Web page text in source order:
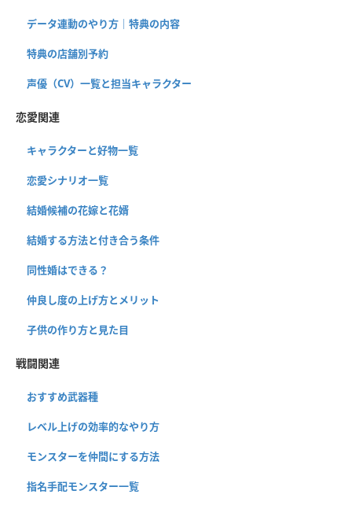
データ連動のやり方｜特典の内容
特典の店舗別予約
声優（CV）一覧と担当キャラクター
恋愛関連
キャラクターと好物一覧
恋愛シナリオ一覧
結婚候補の花嫁と花婿
結婚する方法と付き合う条件
同性婚はできる？
仲良し度の上げ方とメリット
子供の作り方と見た目
戦闘関連
おすすめ武器種
レベル上げの効率的なやり方
モンスターを仲間にする方法
指名手配モンスター一覧